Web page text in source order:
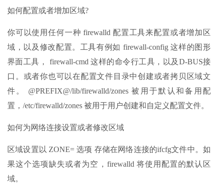
如何配置或者增加区域?
你可以使用任何一种 firewalld 配置工具来配置或者增加区
域，以及修改配置。工具有例如 firewall-config 这样的图形
界面工具， firewall-cmd 这样的命令行工具，以及D-BUS接
口。或者你也可以在配置文件目录中创建或者拷贝区域文
件。 @PREFIX@/lib/firewalld/zones 被用于默认和备用配
置，/etc/firewalld/zones 被用于用户创建和自定义配置文件。
如何为网络连接设置或者修改区域
区域设置以 ZONE= 选项 存储在网络连接的ifcfg文件中。如
果这个选项缺失或者为空，firewalld 将使用配置的默认区
域。